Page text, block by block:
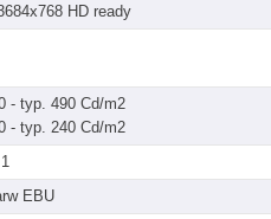
HD ready
- typ. 490 Cd/m2
- typ. 240 Cd/m2
EBU